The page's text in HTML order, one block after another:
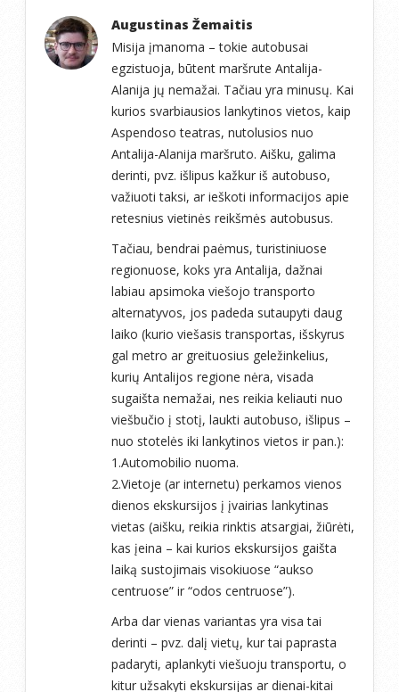
Augustinas Žemaitis
Misija įmanoma – tokie autobusai
egzistuoja, būtent maršrute Antalija-
Alanija jų nemažai. Tačiau yra minusų. Kai
kurios svarbiausios lankytinos vietos, kaip
Aspendoso teatras, nutolusios nuo
Antalija-Alanija maršruto. Aišku, galima
derinti, pvz. išlipus kažkur iš autobuso,
važiuoti taksi, ar ieškoti informacijos apie
retesnius vietinės reikšmės autobusus.
Tačiau, bendrai paėmus, turistiniuose
regionuose, koks yra Antalija, dažnai
labiau apsimoka viešojo transporto
alternatyvos, jos padeda sutaupyti daug
laiko (kurio viešasis transportas, išskyrus
gal metro ar greituosius geležinkelius,
kurių Antalijos regione nėra, visada
sugaišta nemažai, nes reikia keliauti nuo
viešbučio į stotį, laukti autobuso, išlipus –
nuo stotelės iki lankytinos vietos ir pan.):
1.Automobilio nuoma.
2.Vietoje (ar internetu) perkamos vienos
dienos ekskursijos į įvairias lankytinas
vietas (aišku, reikia rinktis atsargiai, žiūrėti,
kas įeina – kai kurios ekskursijos gaišta
laiką sustojimais visokiuose “aukso
centruose” ir “odos centruose”).
Arba dar vienas variantas yra visa tai
derinti – pvz. dalį vietų, kur tai paprasta
padaryti, aplankyti viešuoju transportu, o
kitur užsakyti ekskursijas ar dienai-kitai